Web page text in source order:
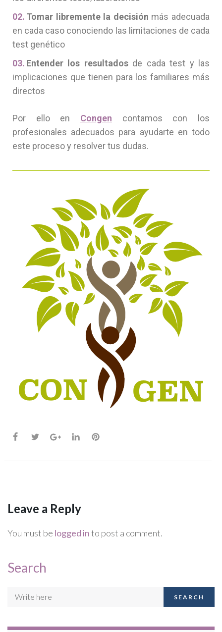
Tomar libremente la decisión más adecuada
en cada caso conociendo las limitaciones de cada
test genético
Entender los resultadosde cada test y las
implicaciones que tienen para los familiares más
directos
Por ello en Congen contamos con los
profesionales adecuados para ayudarte en todo
este proceso y resolver tus dudas.
Leave a Reply
You must be logged into post a comment.
Search
SEARCH